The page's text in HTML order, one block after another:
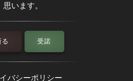
思います。
る 受諾
バシーポリシー